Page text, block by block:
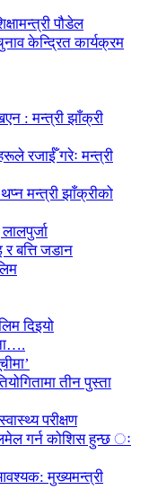
पौडेल
केन्द्रित कार्यक्रम
: मन्त्री झाँक्री
रजाईँ गरेः मन्त्री
मन्त्री झाँक्रीको
बत्ति जडान
दिइयो
तीन पुस्ता
परीक्षण
गर्न कोशिस हुन्छ ः
मुख्यमन्त्री